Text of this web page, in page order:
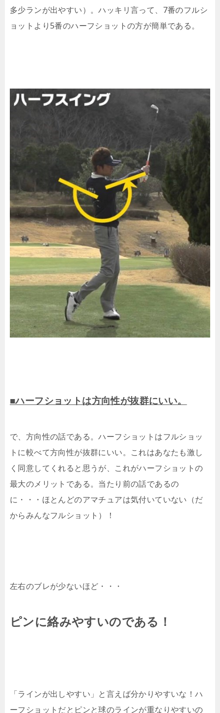
多少ランが出やすい）。ハッキリ言って、7番のフルシ
ョットより5番のハーフショットの方が簡単である。
■ハーフショットは方向性が抜群にいい。
で、方向性の話である。ハーフショットはフルショッ
トに較べて方向性が抜群にいい。これはあなたも激し
く同意してくれると思うが、これがハーフショットの
最大のメリットである。当たり前の話であるの
に・・・ほとんどのアマチュアは気付いていない（だ
からみんなフルショット）！
左右のブレが少ないほど・・・
ピンに絡みやすいのである！
「ラインが出しやすい」と言えば分かりやすいな！ハ
ーフショットだとピンと球のラインが重なりやすいの